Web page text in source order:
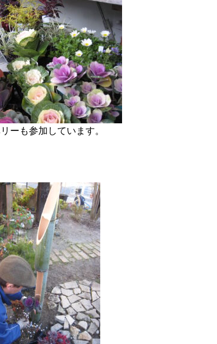
ーも参加しています。